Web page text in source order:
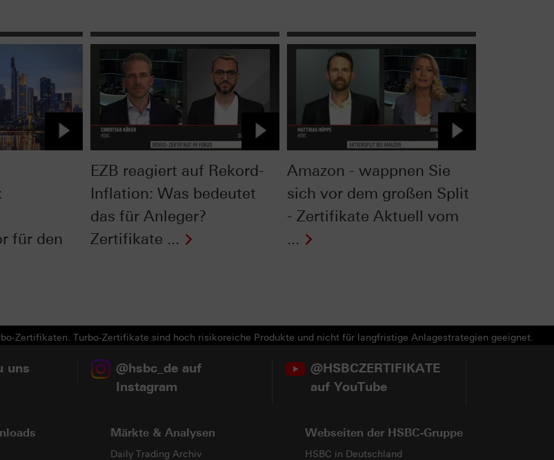
für den
EZB reagiert auf Rekord-
Inflation: Was bedeutet
das für Anleger?
Zertifikate ...
Amazon - wappnen Sie
sich vor dem großen Split
- Zertifikate Aktuell vom
...
Zertifikaten. Turbo-Zertifikate sind hoch risikoreiche Produkte und nicht für langfristige Anlagestrategien geeignet.
uns
@hsbc_de auf
Instagram
@HSBCZERTIFIKATE
auf YouTube
Märkte & Analysen
Daily Trading Archiv
Webseiten der HSBC-Gruppe
HSBC in Deutschland